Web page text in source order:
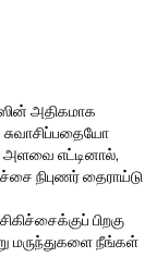
அதிகமாக
சுவாசிப்பதையோ
அளவை எட்டினால்,
நிபுணர் தைராய்டு
பிறகு
மருந்துகளை நீங்கள்